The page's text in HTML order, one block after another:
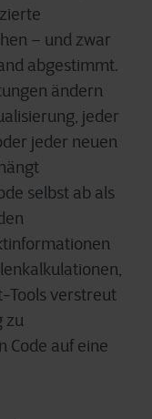
– und zwar
abgestimmt.
ändern
jeder
jeder neuen
selbst ab als
Tools verstreut
zu
Code auf eine